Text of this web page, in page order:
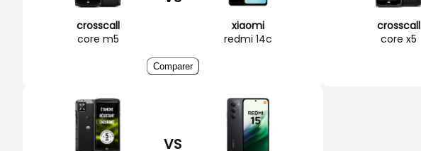
crosscall
core m5
xiaomi
redmi 14c
Comparer
crosscall
core x5
VS